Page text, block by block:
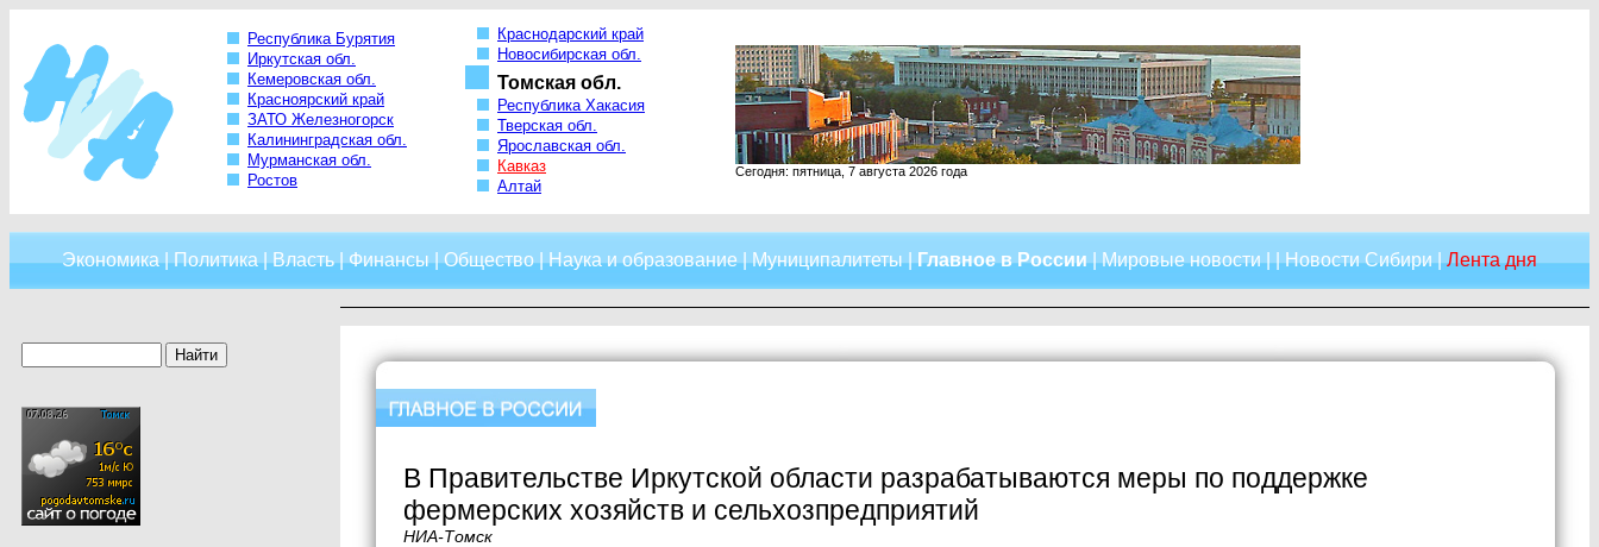
Республика Бурятия
Иркутская обл.
Кемеровская обл.
Красноярский край
ЗАТО Железногорск
Калининградская обл.
Мурманская обл.
Ростов
Краснодарский край
Новосибирская обл.
Томская обл.
Республика Хакасия
Тверская обл.
Ярославская обл.
Кавказ
Алтай
Сегодня: пятница, 7 августа 2026 года
Экономика|Политика|Власть|Финансы|Общество|Наука и образование|Муниципалитеты|Главное в России|Мировые новости| |Новости Сибири|Лента дня
В Правительстве Иркутской области разрабатываются меры по поддержке
фермерских хозяйств и сельхозпредприятий
НИА-Томск